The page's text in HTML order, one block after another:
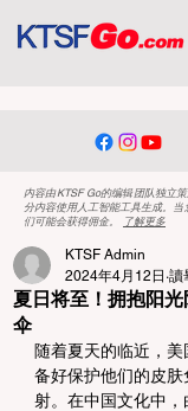
内容由KTSF Go的编辑团队独立
分内容使用人工智能工具生成。
们可能会获得佣金。
了解更多
夏日将至！拥抱阳
伞
KTSF Admin
2024年4月12日 讀
随着夏天的临近，
备好保护他们的皮
射。在中国文化中